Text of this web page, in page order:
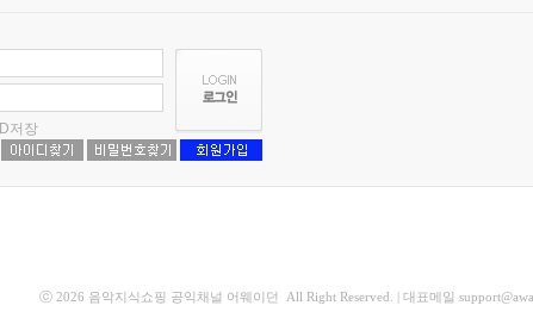
ID저장
ⓒ 2026 음악지식쇼핑 공익채널 어웨이던 All Right Reserved. | 대표메일